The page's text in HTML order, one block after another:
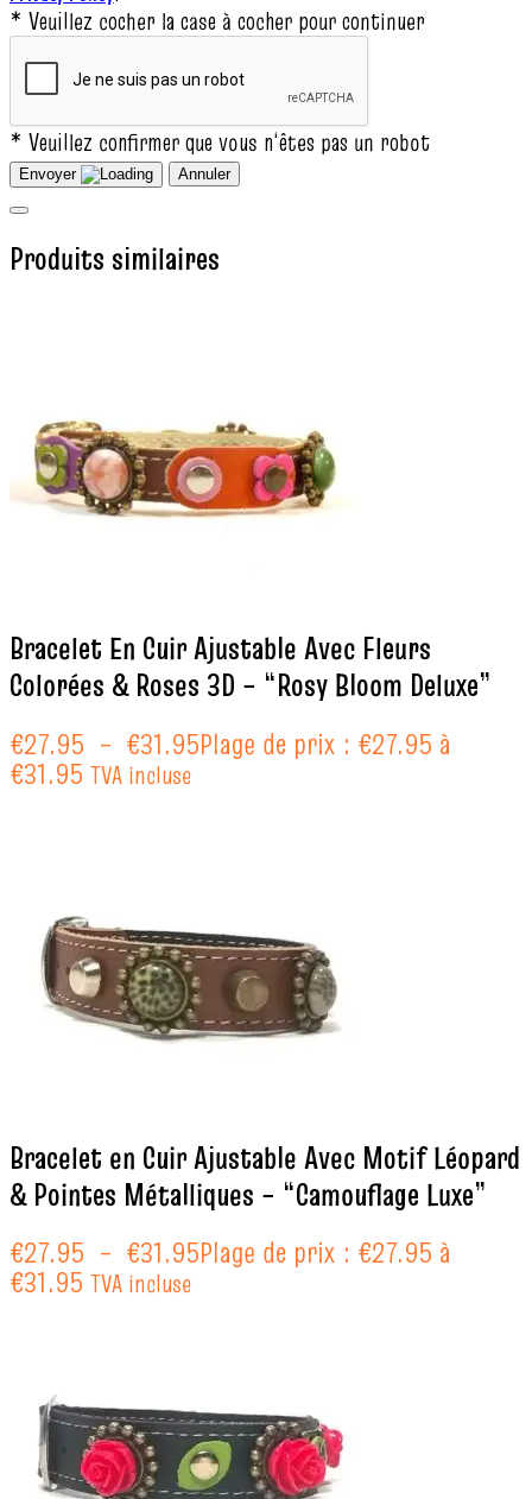
* Veuillez cocher la case à cocher pour continuer
* Veuillez confirmer que vous n‘êtes pas un robot
Envoyer Annuler
Produits similaires
Bracelet En Cuir Ajustable Avec Fleurs
Colorées & Roses 3D – “Rosy Bloom Deluxe”
€27.95 – €31.95Plage de prix : €27.95 à
€31.95 TVA incluse
Bracelet en Cuir Ajustable Avec Motif Léopard
& Pointes Métalliques – “Camouflage Luxe”
€27.95 – €31.95Plage de prix : €27.95 à
€31.95 TVA incluse